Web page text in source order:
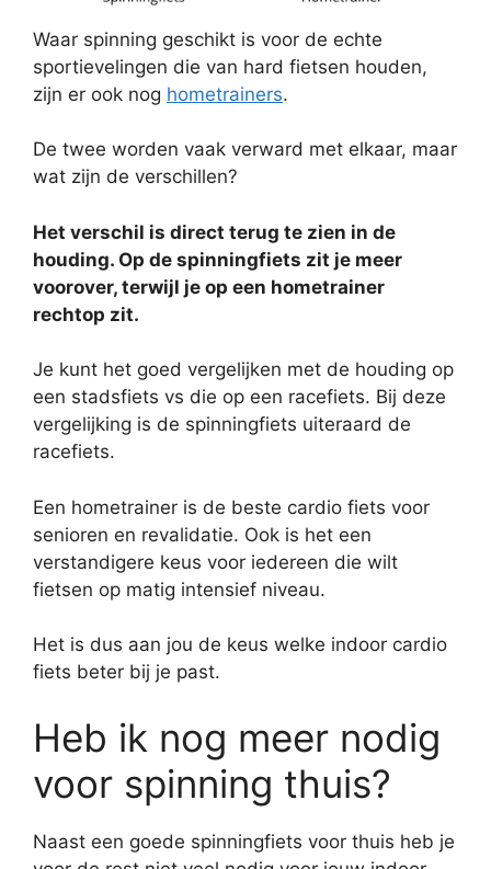
Waar spinning geschikt is voor de echte
sportievelingen die van hard fietsen houden,
zijn er ook nog hometrainers.
De twee worden vaak verward met elkaar, maar
wat zijn de verschillen?
Het verschil is direct terug te zien in de
houding. Op de spinningfiets zit je meer
voorover, terwijl je op een hometrainer
rechtop zit.
Je kunt het goed vergelijken met de houding op
een stadsfiets vs die op een racefiets. Bij deze
vergelijking is de spinningfiets uiteraard de
racefiets.
Een hometrainer is de beste cardio fiets voor
senioren en revalidatie. Ook is het een
verstandigere keus voor iedereen die wilt
fietsen op matig intensief niveau.
Het is dus aan jou de keus welke indoor cardio
fiets beter bij je past.
Heb ik nog meer nodig
voor spinning thuis?
Naast een goede spinningfiets voor thuis heb je